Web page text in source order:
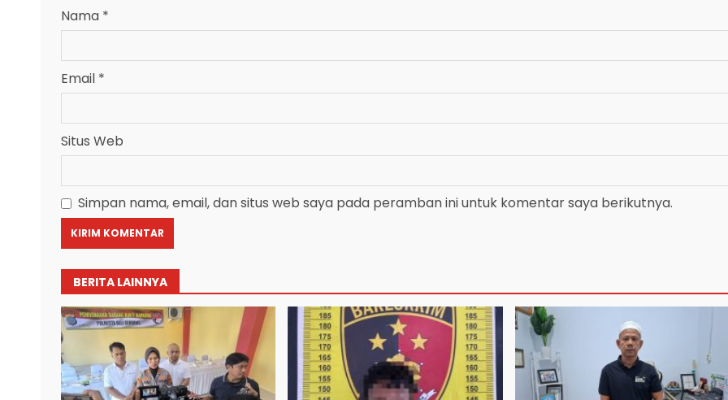
Nama *
Email *
Situs Web
Simpan nama, email, dan situs web saya pada peramban ini untuk komentar saya berikutnya.
BERITA LAINNYA